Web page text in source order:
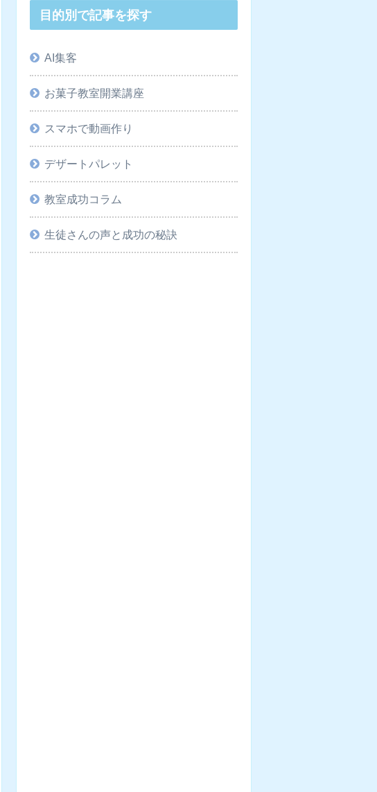
目的別で記事を探す
AI集客
お菓子教室開業講座
スマホで動画作り
デザートパレット
教室成功コラム
生徒さんの声と成功の秘訣